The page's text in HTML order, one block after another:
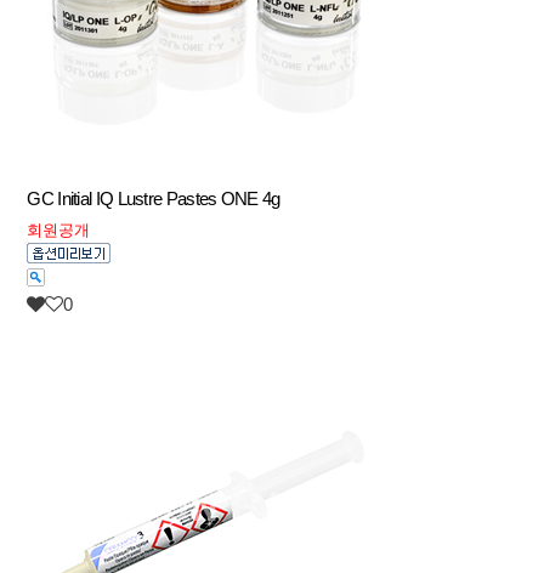
GC Initial IQ Lustre Pastes ONE 4g
회원공개
0